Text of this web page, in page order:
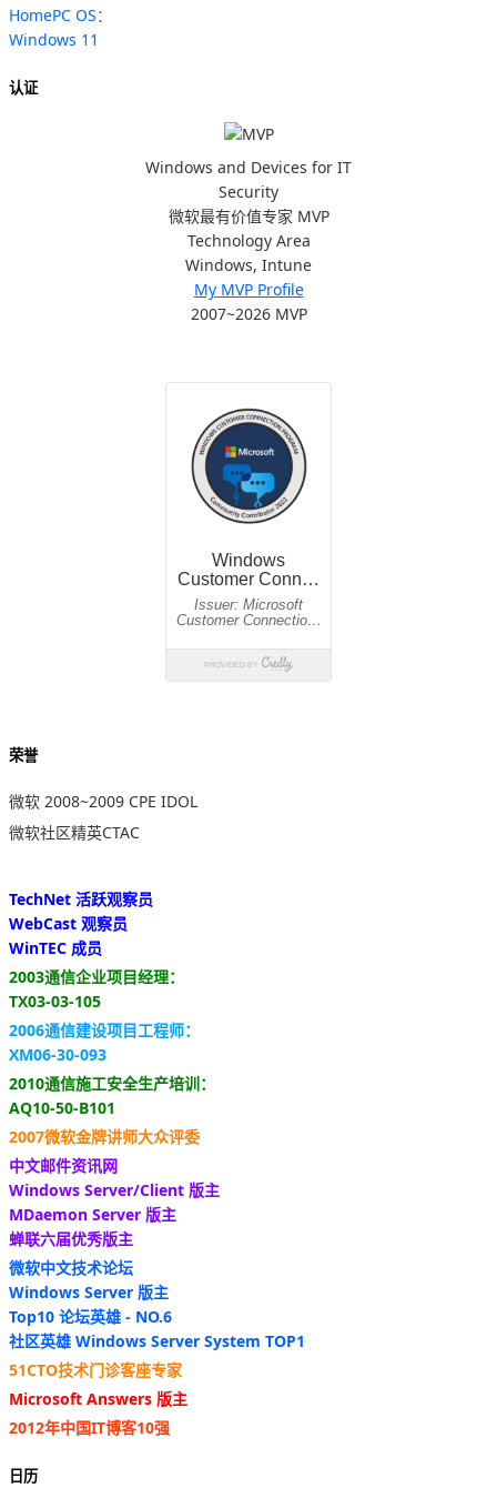
HomePC OS：
Windows 11
认证
Windows and Devices for IT
Security
微软最有价值专家 MVP
Technology Area
Windows, Intune
My MVP Profile
2007~2026 MVP
荣誉
微软 2008~2009 CPE IDOL
微软社区精英CTAC
TechNet 活跃观察员
WebCast 观察员
WinTEC 成员
2003通信企业项目经理：
TX03-03-105
2006通信建设项目工程师：
XM06-30-093
2010通信施工安全生产培训：
AQ10-50-B101
2007微软金牌讲师大众评委
中文邮件资讯网
Windows Server/Client 版主
MDaemon Server 版主
蝉联六届优秀版主
微软中文技术论坛
Windows Server 版主
Top10 论坛英雄 - NO.6
社区英雄 Windows Server System TOP1
51CTO技术门诊客座专家
Microsoft Answers 版主
2012年中国IT博客10强
日历